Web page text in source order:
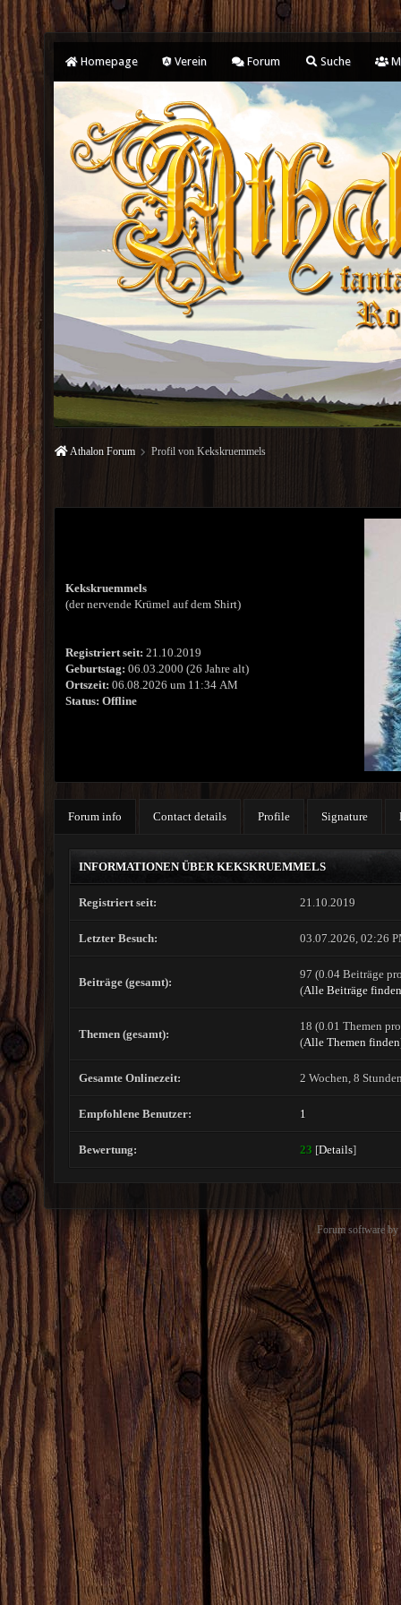
Homepage Verein Forum Suche
Athalon Forum Profil von Kekskruemmels
Kekskruemmels
(der nervende Krümel auf dem Shirt)
Registriert seit: 21.10.2019
Geburtstag: 06.03.2000 (26 Jahre alt)
Ortszeit: 06.08.2026 um 11:34 AM
Status: Offline
Forum info Contact details Profile Signature
INFORMATIONEN ÜBER KEKSKRUEMMELS
Registriert seit: 21.10.2019
Letzter Besuch: 03.07.2026, 02:26
Beiträge (gesamt):
97 (0.04 Beiträge
(Alle Beiträge finden
Themen (gesamt):
18 (0.01 Themen
(Alle Themen finden
Gesamte Onlinezeit: 2 Wochen, 8
Empfohlene Benutzer: 1
Bewertung: 23 [Details]
Forum software